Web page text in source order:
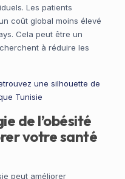
Les patients
coût global moins élevé
Cela peut être un
à réduire les
une silhouette de
Tunisie
de l’obésité
votre santé
peut améliorer